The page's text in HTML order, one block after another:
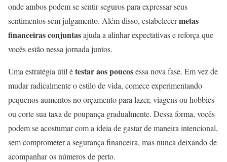
onde ambos podem se sentir seguros para expressar seus
sentimentos sem julgamento. Além disso, estabelecermetas
financeiras conjuntasajuda a alinhar expectativas e reforça que
vocês estão nessa jornada juntos.
Uma estratégia útil étestar aos poucosessa nova fase. Em vez de
mudar radicalmente o estilo de vida, comece experimentando
pequenos aumentos no orçamento para lazer, viagens ou hobbies
ou corte sua taxa de poupança gradualmente. Dessa forma, vocês
podem se acostumar com a ideia de gastar de maneira intencional,
sem comprometer a segurança financeira, mas nunca deixando de
acompanhar os números de perto.